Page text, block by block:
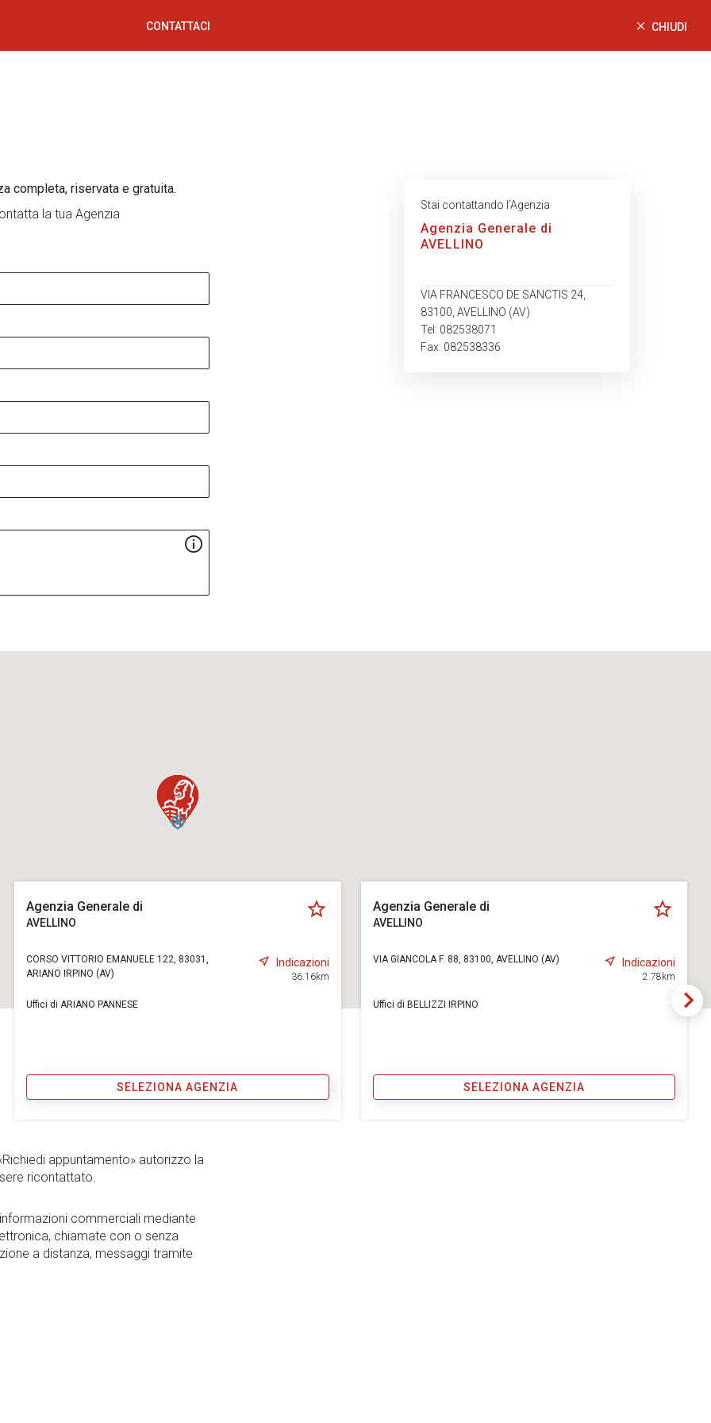
CONTATTACI CHIUDI
completa, riservata e gratuita.
la tua Agenzia
Stai contattando l’Agenzia
Agenzia Generale di
AVELLINO
VIA FRANCESCO DE SANCTIS 24,
83100, AVELLINO (AV)
Tel: 082538071
Fax: 082538336
Agenzia Generale di
AVELLINO
CORSO VITTORIO EMANUELE 122, 83031,
ARIANO IRPINO (AV)
Indicazioni
36.16km
Uffici di ARIANO PANNESE
SELEZIONA AGENZIA
Agenzia Generale di
AVELLINO
VIA GIANCOLA F. 88, 83100, AVELLINO (AV) Indicazioni
2.78km
Uffici di BELLIZZI IRPINO
SELEZIONA AGENZIA
appuntamento» autorizzo la
ricontattato.
commerciali mediante
chiamate con o senza
a distanza, messaggi tramite